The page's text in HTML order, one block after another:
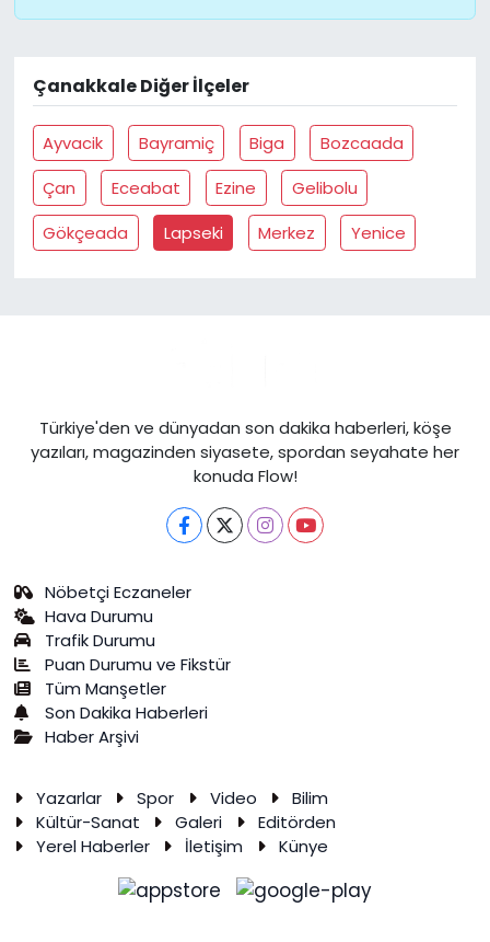
Çanakkale Diğer İlçeler
Ayvacik Bayramiç Biga
Bozcaada
Çan
Eceabat Ezine
Gelibolu
Gökçeada
Lapseki Merkez Yenice
Türkiye'den ve dünyadan son dakika haberleri, köşe
yazıları, magazinden siyasete, spordan seyahate her
konuda Flow!
Nöbetçi Eczaneler
Hava Durumu
Trafik Durumu
Puan Durumu ve Fikstür
Tüm Manşetler
Son Dakika Haberleri
Haber Arşivi
Yazarlar Spor Video
Bilim
Kültür-Sanat
Galeri
Editörden
Yerel Haberler
İletişim Künye